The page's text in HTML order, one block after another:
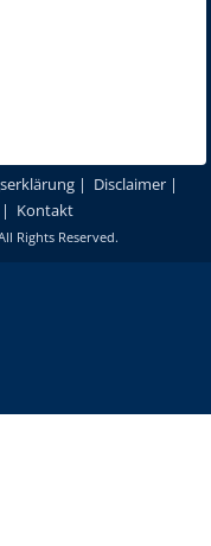
| Disclaimer |
Kontakt
Rights Reserved.